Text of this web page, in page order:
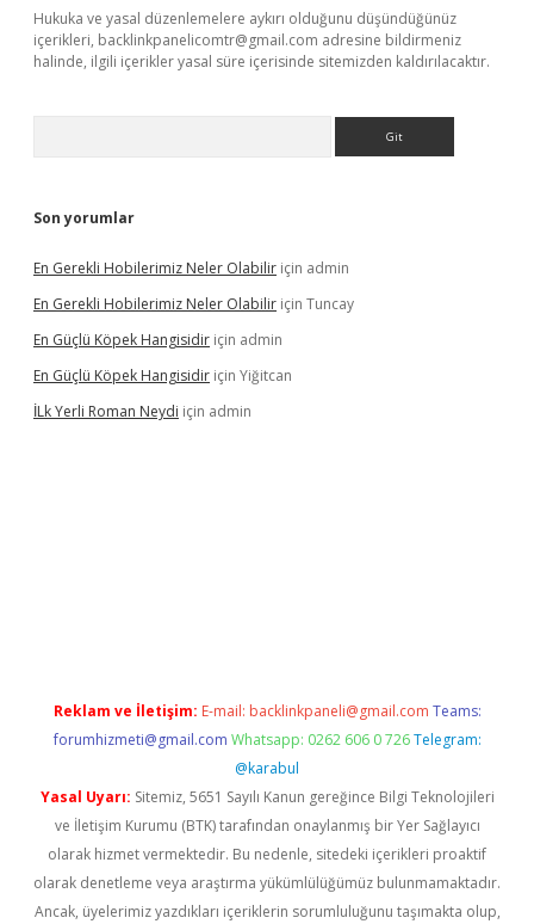
Hukuka ve yasal düzenlemelere aykırı olduğunu düşündüğünüz
içerikleri, backlinkpanelicomtr@gmail.com adresine bildirmeniz
halinde, ilgili içerikler yasal süre içerisinde sitemizden kaldırılacaktır.
Son yorumlar
En Gerekli Hobilerimiz Neler Olabilir için admin
En Gerekli Hobilerimiz Neler Olabilir için Tuncay
En Güçlü Köpek Hangisidir için admin
En Güçlü Köpek Hangisidir için Yiğitcan
İLk Yerli Roman Neydi için admin
Reklam ve İletişim: E-mail: backlinkpaneli@gmail.com Teams:
forumhizmeti@gmail.com Whatsapp: 0262 606 0 726 Telegram:
@karabul
Yasal Uyarı: Sitemiz, 5651 Sayılı Kanun gereğince Bilgi Teknolojileri
ve İletişim Kurumu (BTK) tarafından onaylanmış bir Yer Sağlayıcı
olarak hizmet vermektedir. Bu nedenle, sitedeki içerikleri proaktif
olarak denetleme veya araştırma yükümlülüğümüz bulunmamaktadır.
Ancak, üyelerimiz yazdıkları içeriklerin sorumluluğunu taşımakta olup,